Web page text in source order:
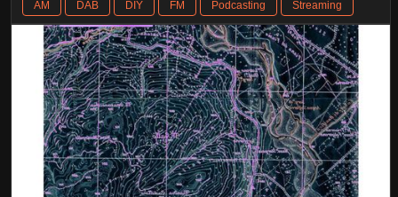
AM DAB DIY FM Podcasting Streaming